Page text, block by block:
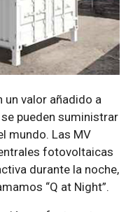
un valor añadido a
pueden suministrar
mundo. Las MV
fotovoltaicas
durante la noche,
“Q at Night”.